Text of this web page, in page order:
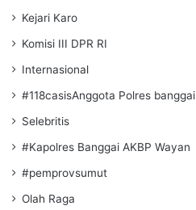
Kejari Karo
Komisi III DPR RI
Internasional
#118casisAnggota Polres banggai
Selebritis
#Kapolres Banggai AKBP Wayan
#pemprovsumut
Olah Raga